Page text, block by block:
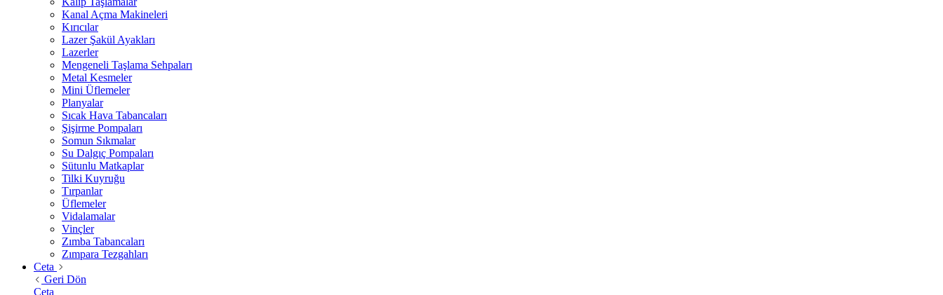
Kanal Açma Makineleri
Kırıcılar
Lazer Şakül Ayakları
Lazerler
Mengeneli Taşlama Sehpaları
Metal Kesmeler
Mini Üflemeler
Planyalar
Sıcak Hava Tabancaları
Şişirme Pompaları
Somun Sıkmalar
Su Dalgıç Pompaları
Sütunlu Matkaplar
Tilki Kuyruğu
Tırpanlar
Üflemeler
Vidalamalar
Vinçler
Zımba Tabancaları
Zımpara Tezgahları
Ceta
Geri Dön
Ceta